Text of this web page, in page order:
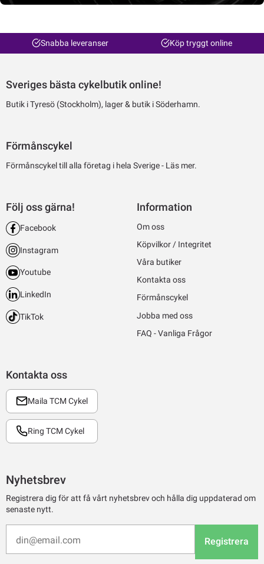
Snabba leveranser Köp tryggt online
Sveriges bästa cykelbutik online!
Butik i Tyresö (Stockholm), lager & butik i Söderhamn.
Förmånscykel
Förmånscykel till alla företag i hela Sverige - Läs mer.
Kontakta oss
Maila TCM Cykel
Ring TCM Cykel
Följ oss gärna!
Facebook
Instagram
Youtube
LinkedIn
TikTok
Information
Om oss
Köpvilkor / Integritet
Våra butiker
Kontakta oss
Förmånscykel
Jobba med oss
FAQ - Vanliga Frågor
Nyhetsbrev
Registrera dig för att få vårt nyhetsbrev och hålla dig uppdaterad om
senaste nytt.
Registrera